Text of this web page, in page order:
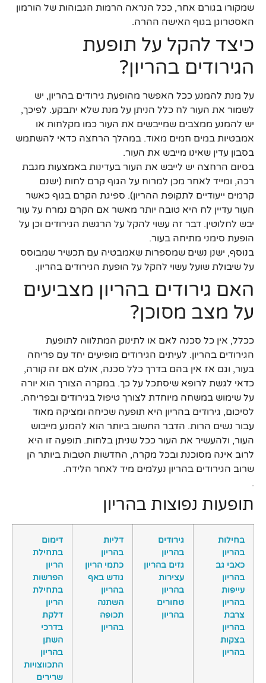
שמקורו בגורם אחר, ככל הנראה הרמות הגבוהות של הורמון
האסטרוגן בגוף האישה ההרה.
כיצד להקל על תופעת
הגירודים בהריון?
על מנת להמנע ככל האפשר מהופעת גירודים בהריון, יש
לשמור את העור לח כלל הניתן על מנת שלא יתבקע. לפיכך,
יש להמנע ממצבים שמייבשים את העור כמו מקלחות או
אמבטיות במים חמים מאוד. במהלך הרחצה כדאי להשתמש
בסבון עדין שאינו מייבש את העור.
בסיום הרחצה יש לייבש את העור בעדינות באמצעות מגבת
רכה, ומייד לאחר מכן למרוח על הגוף קרם לחות (ישנם
קרמים ייעודיים לתקופת ההריון). ספיגת הקרם בגוף כאשר
העור עדיין לח היא טובה יותר מאשר אם הקרם נמרח על עור
יבש לחלוטין. דבר זה עשוי להקל על הרגשת הגירודים וכן על
הופעת סימני מתיחה בעור.
בנוסף, ישנן נשים שמספרות שאמבטיה עם תכשיר שמבוסס
על שיבולת שועל עשוי להקל על הופעת הגירודים בהריון.
האם גירודים בהריון מצביעים
על מצב מסוכן?
ככלל, אין כל סכנה לאם או לתינוק המתלווה לתופעת
הגירודים בהריון. לעיתים הגירודים מופיעים יחד עם פריחה
בעור, וגם אז אין בהם בדרך כלל סכנה, אולם אם זה קורה,
כדאי לגשת לרופא שיסתכל על כך. במקרה הצורך הוא יורה
על שימוש במשחה מיוחדת לצורך טיפול בגירודים ובפריחה.
לסיכום, גירודים בהריון היא תופעה שכיחה ומציקה מאוד
עבור נשים הרות. הדבר החשוב ביותר הוא להמנע מייבוש
העור, ולהעשיר את העור ככל שניתן בלחות. תופעה זו היא
לרוב אינה מסוכנת ובכל מקרה, החדשות הטבות ביותר הן
שרוב הגירודים בהריון נעלמים מיד לאחר הלידה.
.
תופעות נפוצות בהריון
בחילות
בהריון
כאבי גב
בהריון
עייפות
בהריון
צרבת
בהריון
בצקות
בהריון
גירודים
בהריון
גזים בהריון
עצירות
בהריון
טחורים
בהריון
דליות
בהריון
כתמי הריון
גודש באף
בהריון
השתנה
תכופה
בהריון
דימום
בתחילת
הריון
הפרשות
בתחילת
הריון
דלקת
בדרכי
השתן
בהריון
התכווצויות
שרירים